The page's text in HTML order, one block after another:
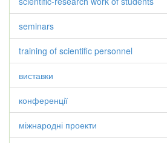
seminars
training of scientific personnel
виставки
конференції
міжнародні проекти